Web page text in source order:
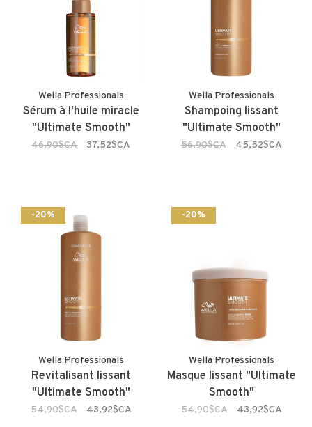
Wella Professionals
Sérum à l'huile miracle
"Ultimate Smooth"
46,90$CA 37,52$CA
Wella Professionals
Shampoing lissant
"Ultimate Smooth"
56,90$CA 45,52$CA
-20%
Wella Professionals
Revitalisant lissant
"Ultimate Smooth"
54,90$CA 43,92$CA
-20%
Wella Professionals
Masque lissant "Ultimate
Smooth"
54,90$CA 43,92$CA